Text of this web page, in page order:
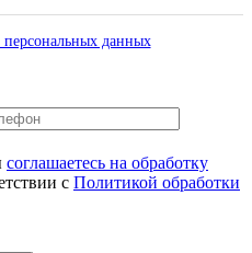
данных
соглашаетесь на обработку
с Политикой обработки